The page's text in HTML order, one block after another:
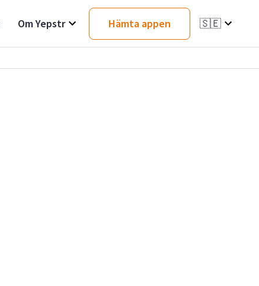
Om Yepstr Hämta appen 🇸🇪